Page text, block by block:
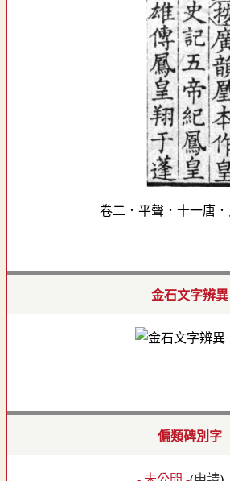
卷二．平聲．十一唐．
金石文字辨異
偏類碑別字